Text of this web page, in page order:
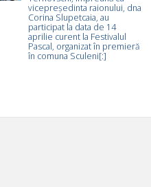
vicepreședinta raionului, dna
Corina Slupetcaia, au
participat la data de 14
aprilie curent la Festivalul
Pascal, organizat în premieră
în comuna Sculeni[:]